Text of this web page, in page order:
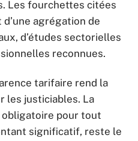
Les fourchettes citées
agrégation de
d’études sectorielles
reconnues.
tarifaire rend la
les justiciables. La
obligatoire pour tout
significatif, reste le